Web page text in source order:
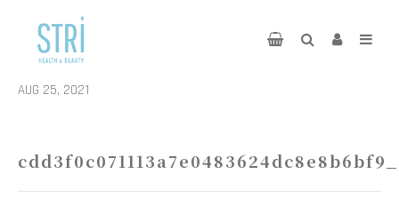
AUG 25, 2021